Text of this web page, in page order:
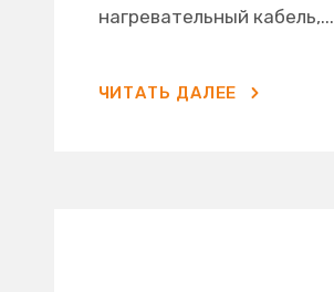
нагревательный кабель,...
ЧИТАТЬ ДАЛЕЕ